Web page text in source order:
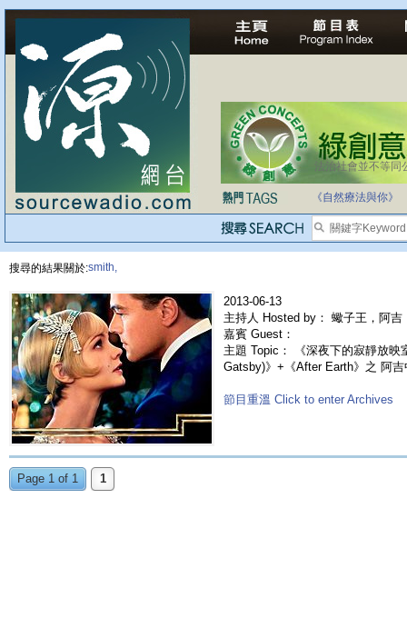
法治社會並不等同
自家教育合法化-
《自然療法與你》
搜尋的結果關於:smith,
2013-06-13
主持人 Hosted by： 蠍子王，阿吉
嘉賓 Guest：
主題 Topic： 《深夜下的寂靜放映
Gatsby)》+《After Earth》之 阿吉
節目重溫 Click to enter Archives
Page 1 of 1 1